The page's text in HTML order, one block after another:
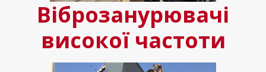
Віброзанурювачі
високої частоти